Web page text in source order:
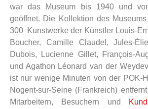
war das Museum bis 1940 und
geöffnet. Die Kollektion des
300 Kunstwerke der Künstler Louis-
Boucher, Camille Claudel, Jules-
Dubois, Lucienne Gillet, François-
und Agathon Léonard van der
ist nur wenige Minuten von der POK-
Nogent-sur-Seine (Frankreich)
Mitarbeitern, Besuchern und